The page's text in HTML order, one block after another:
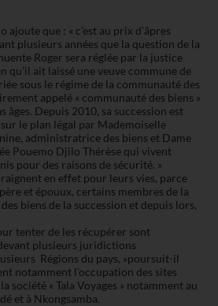
que : « c’est au prix d’âpres
plusieurs années que la question de la
Roger sera réglée par la justice
qu’il ait laissé une veuve commune de
sous le régime de la communauté des
appelé « communauté des biens »
âges. Depuis 2010, sa succession est
le plan légal par Mademoiselle
administratrice des biens et Dame
Pouemo Djilo Thérèse qui vivent
pour des raisons de sécurité. »
en effet pour leurs vies, parce
et épouux, certains membres de la
biens de la succession et depuis lors,
tenter de les récupérer sont
plusieurs juridictions
Régions du pays, »poursuit-il
notamment l’occupation des sites
société « Tala Voyages » notamment au
et à Nkongsamba.